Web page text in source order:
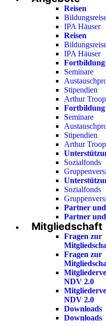
Reisen
IPA Häuser
Reisen
IPA Häuser
Fortbildung
Seminare
Stipendien
Arthur
Fortbildung
Seminare
Stipendien
Arthur
Sozialfonds
Sozialfonds
Partner
Partner
Mitgliedschaft
Fragen zur
Fragen zur
NDV 2.0
NDV 2.0
Downloads
Downloads